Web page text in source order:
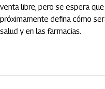
venta libre, pero se espera
próximamente defina cómo
salud y en las farmacias.